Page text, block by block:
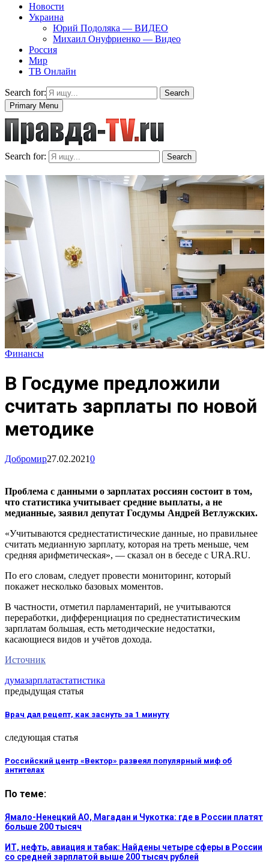
Новости
Украина
Юрий Подоляка — ВИДЕО
Михаил Онуфриенко — Видео
Россия
Мир
ТВ Онлайн
Search for:
Search
Primary Menu
Search for: Search
Финансы
В Госдуме предложили
считать зарплаты по новой
методике
Добромир27.02.20210
Проблема с данными о зарплатах россиян состоит в том,
что статистика учитывает средние выплаты, а не
медианные, заявил депутат Госдумы Андрей Ветлужских.
«Учитываются среднестатистические данные, но правильнее
считать медианную зарплату, которая на треть меньше, чем
средняя арифметическая», — сказал он в беседе с URA.RU.
По его словам, следует провести мониторинг, который
покажет несколько базовых моментов.
В частности, отметил парламентарий, не учитываются
переработки, дифференциация по среднестатистическим
зарплатам большая, есть методические недостатки,
касающиеся видов и учётов дохода.
Источник
думазарплатастатистика
предыдущая статья
Врач дал рецепт, как заснуть за 1 минуту
следующая статья
Российский центр «Вектор» развеял популярный миф об
антителах
По теме:
Ямало-Ненецкий АО, Магадан и Чукотка: где в России платят
больше 200 тысяч
ИТ, нефть, авиация и табак: Найдены четыре сферы в России
со средней зарплатой выше 200 тысяч рублей